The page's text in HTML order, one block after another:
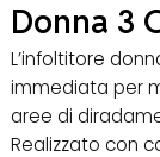
Donna 3
L’infoltitore
immediata per
aree di
Realizzato con